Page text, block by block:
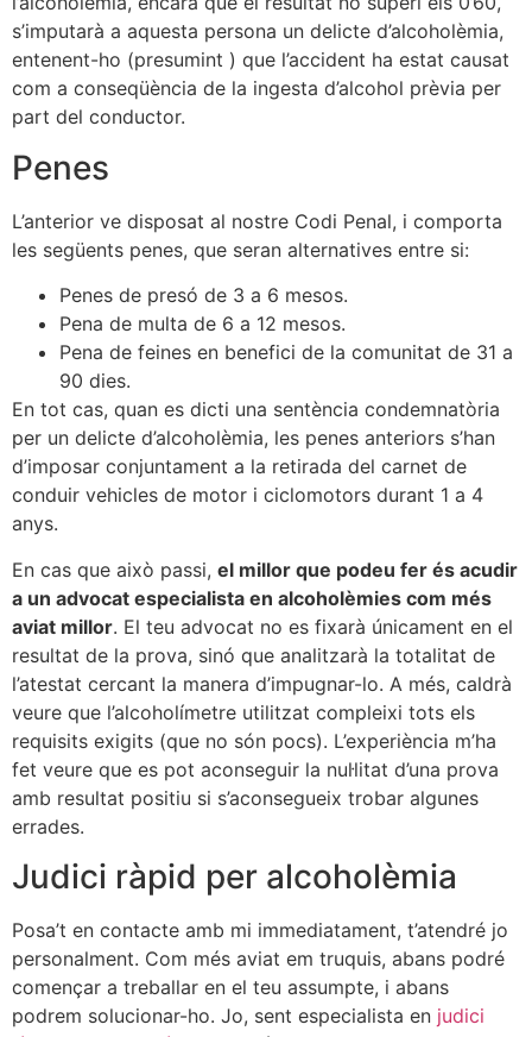
s’imputarà a aquesta persona un delicte d’alcoholèmia,
entenent-ho (presumint ) que l’accident ha estat causat
com a conseqüència de la ingesta d’alcohol prèvia per
part del conductor.
Penes
L’anterior ve disposat al nostre Codi Penal, i comporta
les següents penes, que seran alternatives entre si:
Penes de presó de 3 a 6 mesos.
Pena de multa de 6 a 12 mesos.
Pena de feines en benefici de la comunitat de 31 a
90 dies.
En tot cas, quan es dicti una sentència condemnatòria
per un delicte d’alcoholèmia, les penes anteriors s’han
d’imposar conjuntament a la retirada del carnet de
conduir vehicles de motor i ciclomotors durant 1 a 4
anys.
En cas que això passi, el millor que podeu fer és acudir
a un advocat especialista en alcoholèmies com més
aviat millor. El teu advocat no es fixarà únicament en el
resultat de la prova, sinó que analitzarà la totalitat de
l’atestat cercant la manera d’impugnar-lo. A més, caldrà
veure que l’alcoholímetre utilitzat compleixi tots els
requisits exigits (que no són pocs). L’experiència m’ha
fet veure que es pot aconseguir la nul·litat d’una prova
amb resultat positiu si s’aconsegueix trobar algunes
errades.
Judici ràpid per alcoholèmia
Posa’t en contacte amb mi immediatament, t’atendré jo
personalment. Com més aviat em truquis, abans podré
començar a treballar en el teu assumpte, i abans
podrem solucionar-ho. Jo, sent especialista en judici